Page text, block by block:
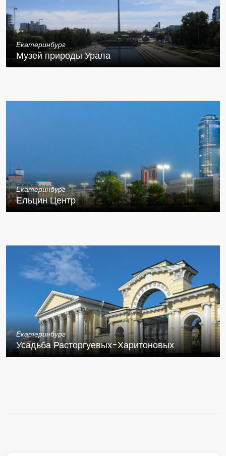
Екатеринбург
Музей природы Урала
Екатеринбург
Ельцин Центр
Екатеринбург
Усадьба Расторгуевых-Харитоновых